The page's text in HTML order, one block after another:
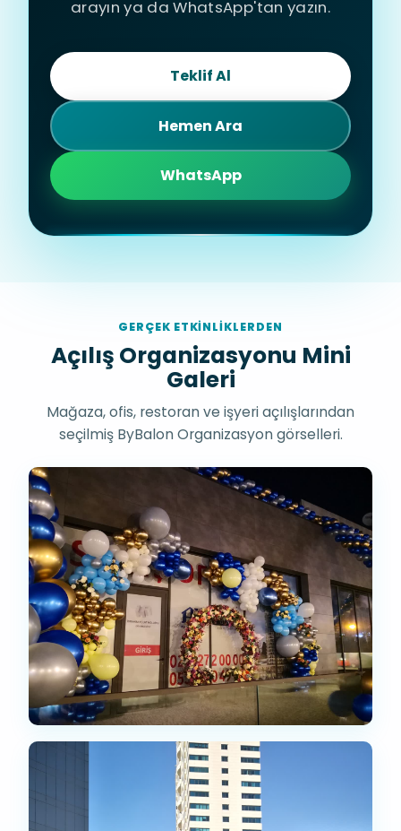
arayın ya da WhatsApp'tan yazın.
Teklif Al
Hemen Ara
WhatsApp
GERÇEK ETKINLIKLERDEN
Açılış Organizasyonu Mini
Galeri
Mağaza, ofis, restoran ve işyeri açılışlarından
seçilmiş ByBalon Organizasyon görselleri.